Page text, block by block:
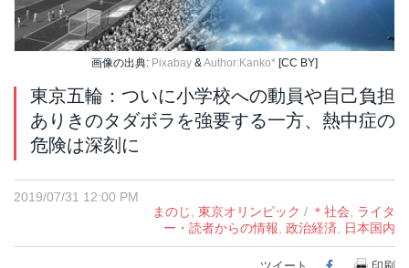
画像の出典: Pixabay &Author:Kanko* [CC BY]
東京五輪：ついに小学校への動員や自己負担
ありきのタダボラを強要する一方、熱中症の
危険は深刻に
2019/07/31 12:00 PM
まのじ, 東京オリンピック / ＊社会, ライタ
ー・読者からの情報, 政治経済, 日本国内
Facebook